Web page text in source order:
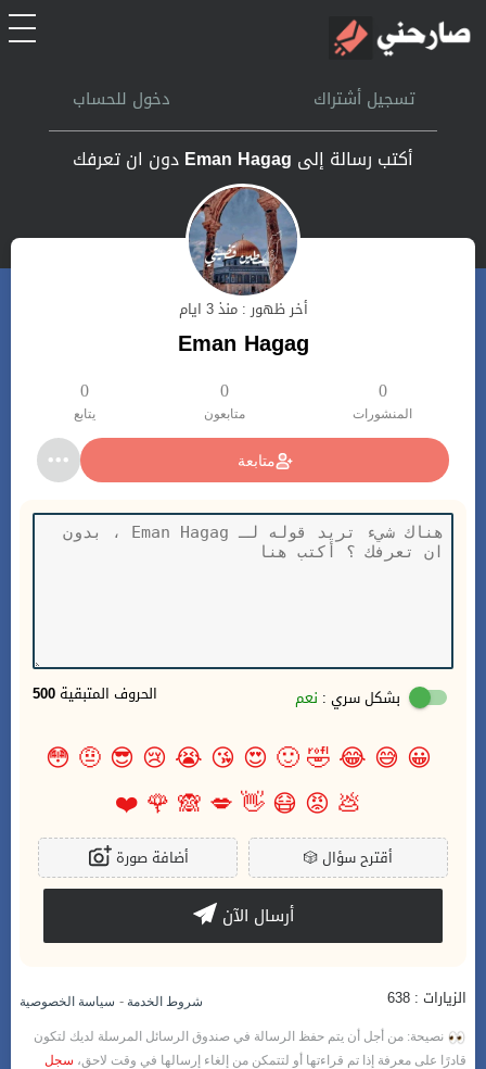
الرئيسيةتسجيل أشتراك دخول للحساب
أكتب رسالة إلى Eman Hagagدون ان تعرفك
أخر ظهور : منذ 3 ايام
Eman Hagag
0
المنشورات
0
متابعون
0
يتابع
متابعة
500 الحروف المتبقية بشكل سري : نعم
😀
😅
😂
🤣
🙂
😍
😘
😭
😢
😎
🤨
😳
💩
😡
😷
👋
💋
🙈
🌹
❤️
🎲أقترح سؤال أضافة صورة
أرسال الآن
الزيارات : 638 شروط الخدمة - سياسة الخصوصية
نصيحة: من أجل أن يتم حفظ الرسالة في صندوق الرسائل المرسلة لديك لتكون
قادرًا على معرفة إذا تم قراءتها أو لتتمكن من إلغاء إرسالها في وقت لاحق، سجل